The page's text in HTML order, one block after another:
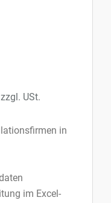
USt.
in
im Excel-